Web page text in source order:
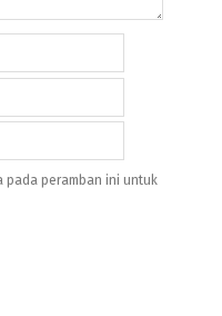
pada peramban ini untuk